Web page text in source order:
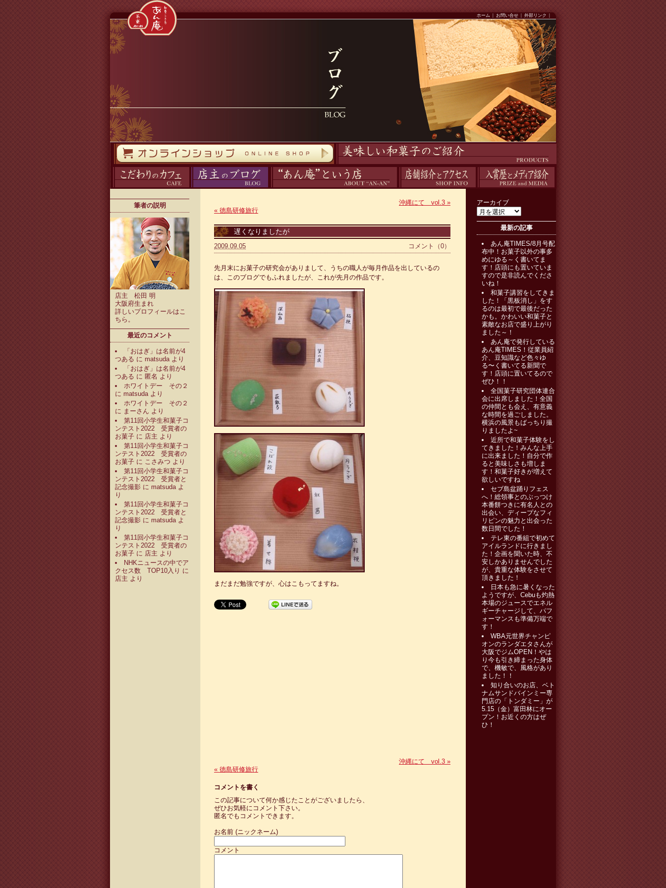
ホーム お問い合せ 外部リンク
筆者の説明
店主 松田 明
大阪府生まれ
詳しいプロフィールはこ
ちら 。
最近のコメント
「おはぎ」は名前が4
つある に matsudaより
「おはぎ」は名前が4
つある に 匿名 より
ホワイトデー その２
に matsudaより
ホワイトデー その２
に まーさん より
第11回小学生和菓子コ
ンテスト2022 受賞者の
お菓子 に 店主 より
第11回小学生和菓子コ
ンテスト2022 受賞者の
お菓子 に こさみつ より
第11回小学生和菓子コ
ンテスト2022 受賞者と
記念撮影 に matsudaよ
り
第11回小学生和菓子コ
ンテスト2022 受賞者と
記念撮影 に matsudaよ
り
第11回小学生和菓子コ
ンテスト2022 受賞者の
お菓子 に 店主 より
NHKニュースの中でア
クセス数 TOP10入り に
店主 より
アーカイブ
最新の記事
あん庵TIMES/8月号配
布中！お菓子以外の事多
めにゆる～く書いてま
す！店頭にも置いていま
すので是非読んでくださ
いね！
和菓子講習をしてきま
した！「黒板消し」をす
るのは最初で最後だった
かも。かわいい和菓子と
素敵なお店で盛り上がり
ました～！
あん庵で発行している
あん庵TIMES！従業員紹
介、豆知識など色々ゆ
る〜く書いてる新聞で
す！店頭に置いてるので
ぜひ！！
全国菓子研究団体連合
会に出席しました！全国
の仲間とも会え、有意義
な時間を過ごしました。
横浜の風景もばっちり撮
りましたよ~
近所で和菓子体験をし
てきました！みんな上手
に出来ました！自分で作
ると美味しさも増しま
す！和菓子好きが増えて
欲しいですね
セブ島盆踊りフェス
へ！総領事とのぶっつけ
本番餅つきに有名人との
出会い、ディープなフィ
リピンの魅力と出会った
数日間でした！
テレ東の番組で初めて
アイルランドに行きまし
た！企画を聞いた時、不
安しかありませんでした
が、貴重な体験をさせて
頂きました！
日本も急に暑くなった
ようですが、Cebuも灼熱
本場のジュースでエネル
ギーチャージして、パフ
ォーマンスも準備万端で
す！
WBA元世界チャンピ
オンのランダエタさんが
大阪でジムOPEN！やは
り今も引き締まった身体
で、機敏で、風格があり
ました！！
知り合いのお店、ベト
ナムサンドバインミー専
門店の「トンダミー」が
5.15（金）富田林にオー
プン！お近くの方はぜ
ひ！
沖縄にて vol.3 »
« 徳島研修旅行
遅くなりましたが
コメント（0）
2009.09.05
先月末にお菓子の研究会がありまして、うちの職人が毎月作品を出しているの
は、このブログでもふれましたが、これが先月の作品です。
まだまだ勉強ですが、心はこもってますね。
沖縄にて vol.3 »
« 徳島研修旅行
コメントを書く
この記事について何か感じたことがございましたら、
ぜひお気軽にコメント下さい。
匿名でもコメントできます。
お名前 (ニックネーム)
コメント